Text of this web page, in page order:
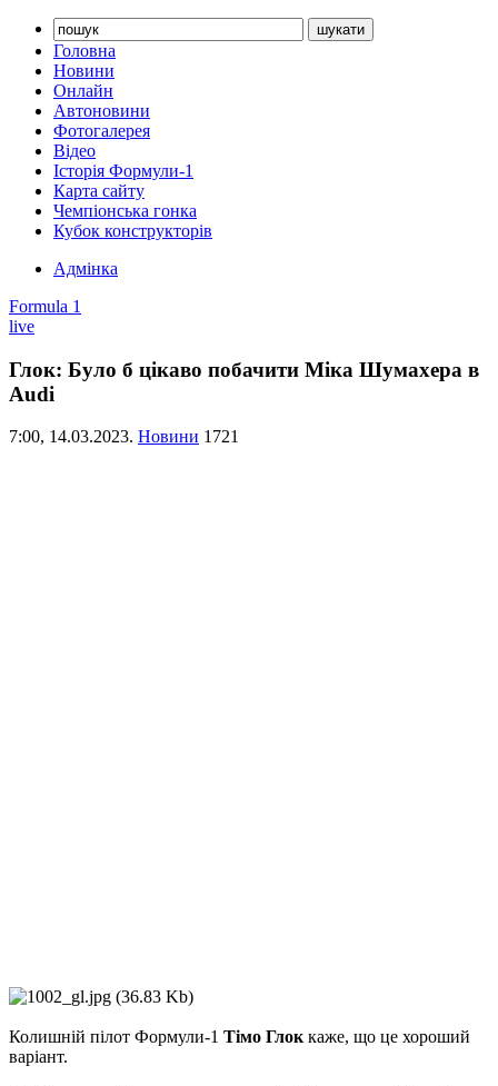
Головна
Новини
Онлайн
Автоновини
Фотогалерея
Відео
Історія Формули-1
Карта сайту
Чемпіонська гонка
Кубок конструкторів
Адмінка
Formula 1
live
Глок: Було б цікаво побачити Міка Шумахера в
Audi
7:00, 14.03.2023. Новини 1721
Колишній пілот Формули-1 Тімо Глоккаже, що це хороший
варіант.